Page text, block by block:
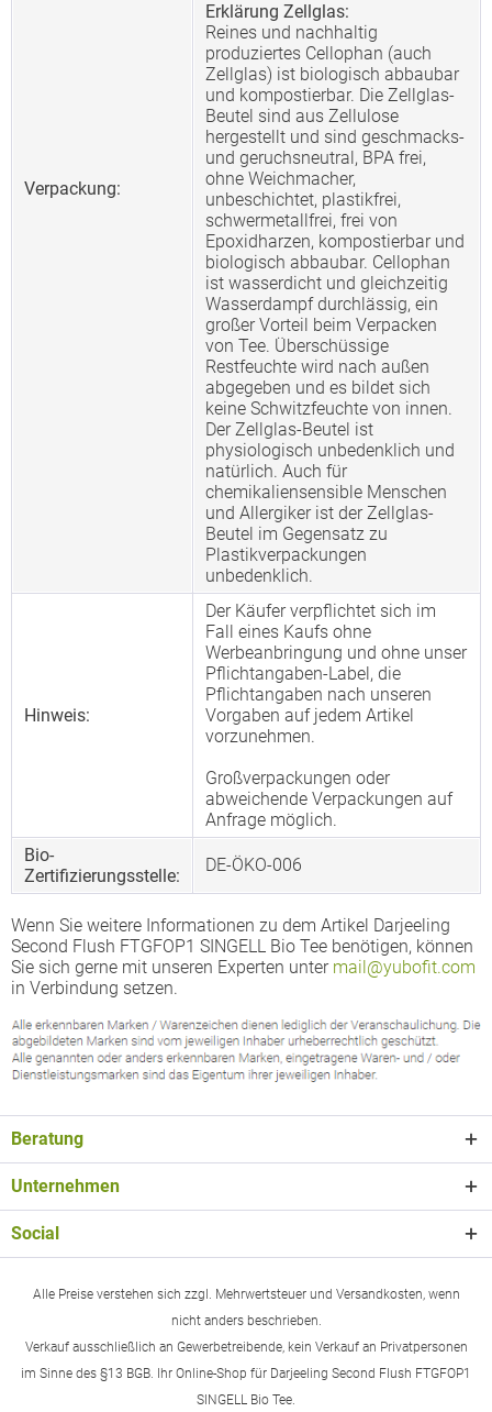
Verpackung:
Erklärung Zellglas:
Reines und nachhaltig
produziertes Cellophan (auch
Zellglas) ist biologisch abbaubar
und kompostierbar. Die Zellglas-
Beutel sind aus Zellulose
hergestellt und sind geschmacks-
und geruchsneutral, BPA frei,
ohne Weichmacher,
unbeschichtet, plastikfrei,
schwermetallfrei, frei von
Epoxidharzen, kompostierbar und
biologisch abbaubar. Cellophan
ist wasserdicht und gleichzeitig
Wasserdampf durchlässig, ein
großer Vorteil beim Verpacken
von Tee. Überschüssige
Restfeuchte wird nach außen
abgegeben und es bildet sich
keine Schwitzfeuchte von innen.
Der Zellglas-Beutel ist
physiologisch unbedenklich und
natürlich. Auch für
chemikaliensensible Menschen
und Allergiker ist der Zellglas-
Beutel im Gegensatz zu
Plastikverpackungen
unbedenklich.
Hinweis:
Der Käufer verpflichtet sich im
Fall eines Kaufs ohne
Werbeanbringung und ohne unser
Pflichtangaben-Label, die
Pflichtangaben nach unseren
Vorgaben auf jedem Artikel
vorzunehmen.
Großverpackungen oder
abweichende Verpackungen auf
Anfrage möglich.
Bio-
Zertifizierungsstelle:
DE-ÖKO-006
Wenn Sie weitere Informationen zu dem Artikel Darjeeling
Second Flush FTGFOP1 SINGELL Bio Tee benötigen, können
Sie sich gerne mit unseren Experten unter mail@yubofit.com
in Verbindung setzen.
Beratung
Unternehmen
Social
Alle Preise verstehen sich zzgl. Mehrwertsteuer und Versandkosten, wenn
nicht anders beschrieben.
Verkauf ausschließlich an Gewerbetreibende, kein Verkauf an Privatpersonen
im Sinne des §13 BGB. Ihr Online-Shop für Darjeeling Second Flush FTGFOP1
SINGELL Bio Tee.